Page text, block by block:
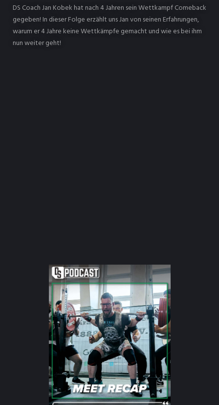
DS Coach Jan Kobek hat nach 4 Jahren sein Wettkampf Comeback
gegeben! In dieser Folge erzählt uns Jan von seinen Erfahrungen,
warum er 4 Jahre keine Wettkämpfe gemacht und wie es bei ihm
nun weiter geht!